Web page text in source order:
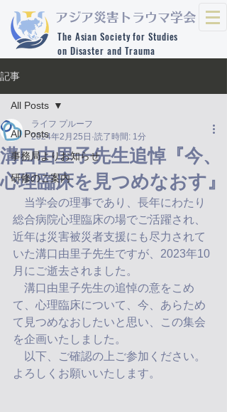
​アジア災害トラウマ学会
The Asian Society for Studies
on Disaster and Trauma
記事
All Posts
事務局よりお知らせ
研修のご案内
All Posts
溝口由里子先生追悼『今、
心理臨床を見つめなおす』
ライフ プルーフ
2024年2月25日 読了時間: 1分
当学会の理事であり、長年にわたり
総合病院心理臨床の場でご活躍され、
近年は災害被災者支援にも尽力されて
いた溝口由里子先生ですが、2023年10
月にご逝去されました。
溝口由里子先生の追悼の意をこめ
て、心理臨床について、今、あらため
て見つめなおしたいと思い、この集会
を企画いたしました。
以下、ご確認の上ご参加ください。
よろしくお願いいたします。